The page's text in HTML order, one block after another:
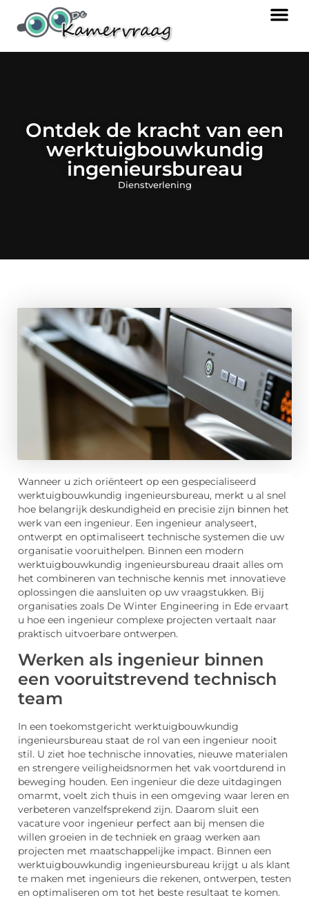
Ontdek de kracht van een
werktuigbouwkundig
ingenieursbureau
Dienstverlening
Wanneer u zich oriënteert op een gespecialiseerd
werktuigbouwkundig ingenieursbureau, merkt u al snel
hoe belangrijk deskundigheid en precisie zijn binnen het
werk van een ingenieur. Een ingenieur analyseert,
ontwerpt en optimaliseert technische systemen die uw
organisatie vooruithelpen. Binnen een modern
werktuigbouwkundig ingenieursbureau draait alles om
het combineren van technische kennis met innovatieve
oplossingen die aansluiten op uw vraagstukken. Bij
organisaties zoals De Winter Engineering in Ede ervaart
u hoe een ingenieur complexe projecten vertaalt naar
praktisch uitvoerbare ontwerpen.
Werken als ingenieur binnen
een vooruitstrevend technisch
team
In een toekomstgericht werktuigbouwkundig
ingenieursbureau staat de rol van een ingenieur nooit
stil. U ziet hoe technische innovaties, nieuwe materialen
en strengere veiligheidsnormen het vak voortdurend in
beweging houden. Een ingenieur die deze uitdagingen
omarmt, voelt zich thuis in een omgeving waar leren en
verbeteren vanzelfsprekend zijn. Daarom sluit een
vacature voor ingenieur perfect aan bij mensen die
willen groeien in de techniek en graag werken aan
projecten met maatschappelijke impact. Binnen een
werktuigbouwkundig ingenieursbureau krijgt u als klant
te maken met ingenieurs die rekenen, ontwerpen, testen
en optimaliseren om tot het beste resultaat te komen.